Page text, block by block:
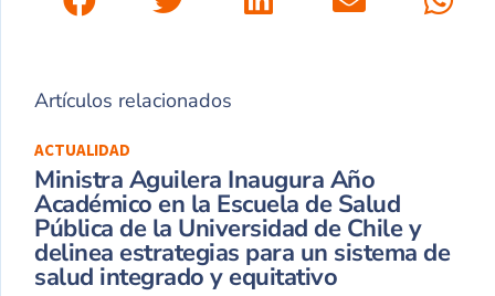
Artículos relacionados
ACTUALIDAD
Ministra Aguilera Inaugura Año
Académico en la Escuela de Salud
Pública de la Universidad de Chile y
delinea estrategias para un sistema de
salud integrado y equitativo